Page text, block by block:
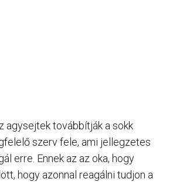
agysejtek továbbítják a sokk
szerv fele, ami jellegzetes
erre. Ennek az az oka, hogy
hogy azonnal reagálni tudjon a